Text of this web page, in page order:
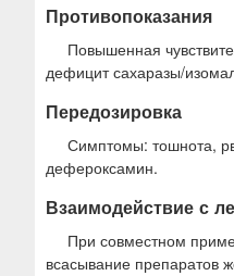
Противопоказания
Повышенная
дефицит сахаразы/
Передозировка
Симптомы: тошнота,
дефероксамин.
Взаимодействие с
При совместном
всасывание препаратов